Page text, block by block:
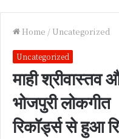
Home / Uncategorized
Uncategorized
माही श्रीवास्तव
भोजपुरी
रिकॉर्ड्स से हुआ